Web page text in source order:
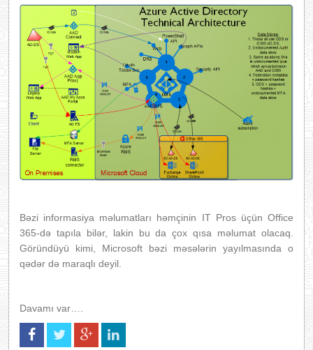
Bəzi informasiya məlumatları həmçinin IT Pros üçün Office
365-də tapıla bilər, lakin bu da çox qısa məlumat olacaq.
Göründüyü kimi, Microsoft bəzi məsələrin yayılmasında o
qədər də maraqlı deyil.
Davamı var….